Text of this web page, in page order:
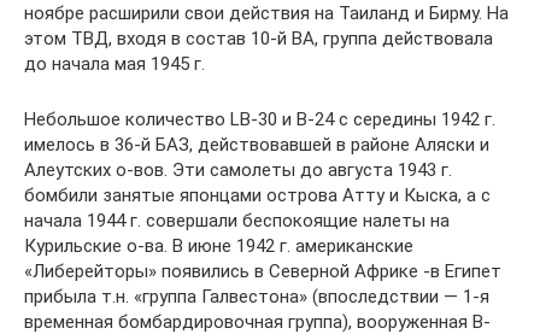
ноябре расширили свои действия на Таиланд и Бирму. На
этом ТВД, входя в состав 10-й ВА, группа действовала
до начала мая 1945 г.
Небольшое количество LB-30 и В-24 с середины 1942 г.
имелось в 36-й БАЗ, действовавшей в районе Аляски и
Алеутских о-вов. Эти самолеты до августа 1943 г.
бомбили занятые японцами острова Атту и Кыска, а с
начала 1944 г. совершали беспокоящие налеты на
Курильские о-ва. В июне 1942 г. американские
«Либерейторы» появились в Северной Африке -в Египет
прибыла т.н. «группа Галвестона» (впоследствии — 1-я
временная бомбардировочная группа), вооруженная B-